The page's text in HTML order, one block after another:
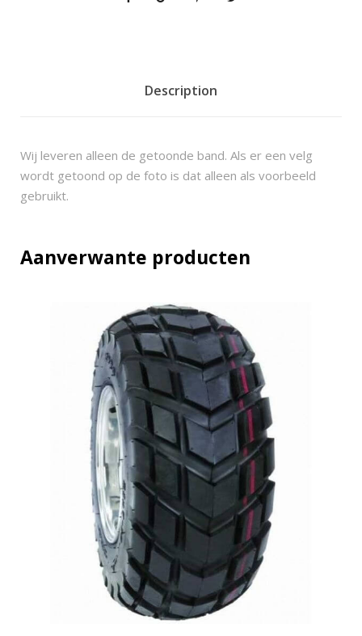
1
2
.
1
Description
Wij leveren alleen de getoonde band. Als er een velg
wordt getoond op de foto is dat alleen als voorbeeld
gebruikt.
Aanverwante producten